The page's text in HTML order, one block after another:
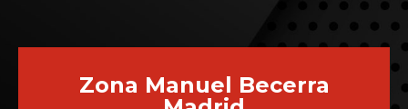
Zona Manuel Becerra